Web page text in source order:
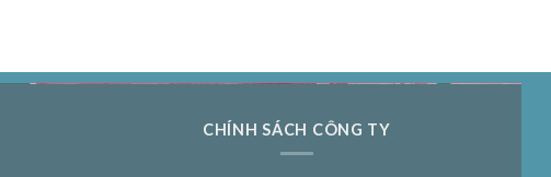
CHÍNH SÁCH CÔNG TY